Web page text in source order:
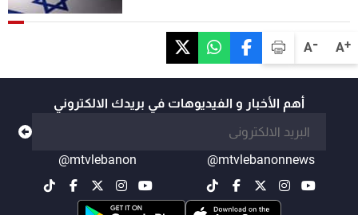
A+
A-
أهم الأخبار و الفيديوهات في بريدك الالكتروني
@mtvlebanonnews
@mtvlebanon